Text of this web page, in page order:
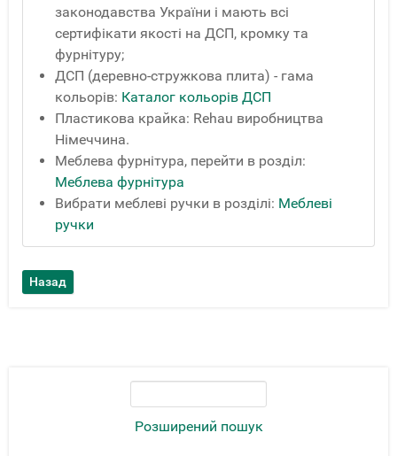
Розширений пошук
законодавства України і мають всі
сертифікати якості на ДСП, кромку та
фурнітуру;
ДСП (деревно-стружкова плита) - гама
кольорів: Каталог кольорів ДСП
Пластикова крайка: Rehau виробництва
Німеччина.
Меблева фурнітура, перейти в розділ:
Меблева фурнітура
Вибрати меблеві ручки в розділі: Меблеві
ручки